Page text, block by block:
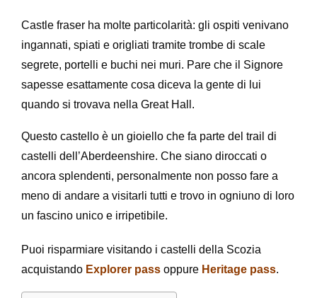
Castle fraser ha molte particolarità: gli ospiti venivano
ingannati, spiati e origliati tramite trombe di scale
segrete, portelli e buchi nei muri. Pare che il Signore
sapesse esattamente cosa diceva la gente di lui
quando si trovava nella Great Hall.
Questo castello è un gioiello che fa parte del trail di
castelli dell’Aberdeenshire. Che siano diroccati o
ancora splendenti, personalmente non posso fare a
meno di andare a visitarli tutti e trovo in ogniuno di loro
un fascino unico e irripetibile.
Puoi risparmiare visitando i castelli della Scozia
acquistando Explorer pass oppure Heritage pass.